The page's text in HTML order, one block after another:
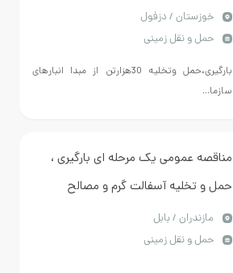
مبدا دزفول
خوزستان / دزفول
حمل و نقل زمینی
بارگیری،حمل وتخلیه 30هزارتن از مبدا انبارهای
سازما...
مناقصه عمومی یک مرحله ای بارگیری ،
حمل و تخلیه آسفالت گرم و مصالح
زیرسازیمازندران / بابل
حمل و نقل زمینی